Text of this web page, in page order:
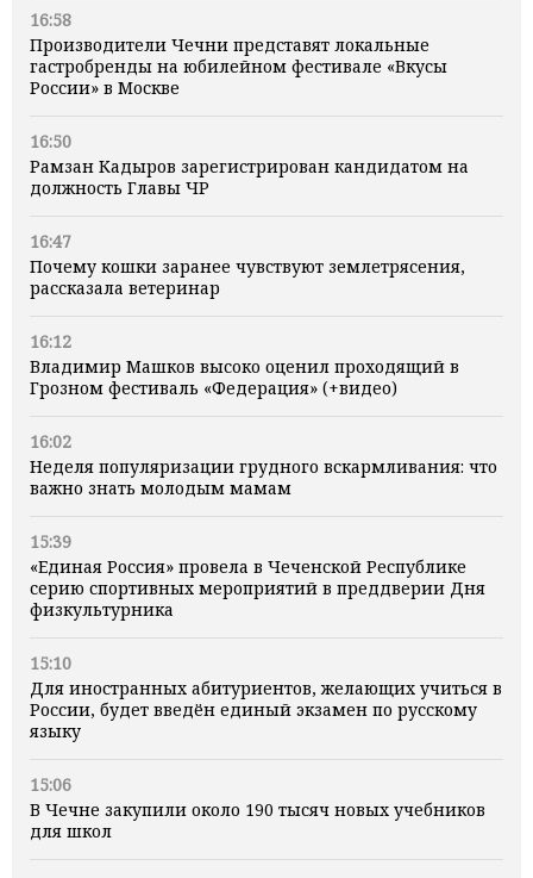
16:58
Производители Чечни представят локальные
гастробренды на юбилейном фестивале «Вкусы
России» в Москве
16:50
Рамзан Кадыров зарегистрирован кандидатом на
должность Главы ЧР
16:47
Почему кошки заранее чувствуют землетрясения,
рассказала ветеринар
16:12
Владимир Машков высоко оценил проходящий в
Грозном фестиваль «Федерация» (+видео)
16:02
Неделя популяризации грудного вскармливания: что
важно знать молодым мамам
15:39
«Единая Россия» провела в Чеченской Республике
серию спортивных мероприятий в преддверии Дня
физкультурника
15:10
Для иностранных абитуриентов, желающих учиться в
России, будет введён единый экзамен по русскому
языку
15:06
В Чечне закупили около 190 тысяч новых учебников
для школ